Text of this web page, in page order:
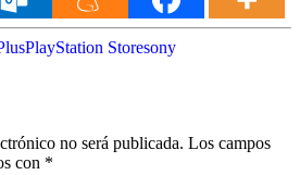
PlayStation Storesony
no será publicada. Los campos
con *